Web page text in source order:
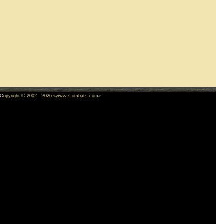
Copyright © 2002—2026«www.Combats.com»